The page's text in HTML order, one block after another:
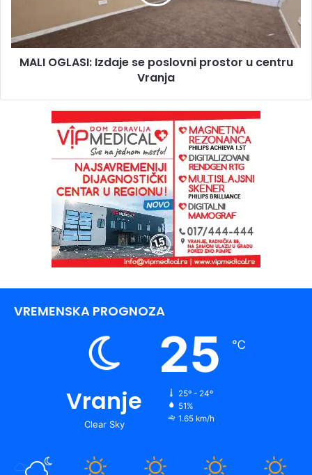
MALI OGLASI: Izdaje se poslovni prostor u centru
Vranja
VREMENSKA PROGNOZA
Vranje
Clear Sky
25 ℃
25º - 24º
51%
1.65 km/h